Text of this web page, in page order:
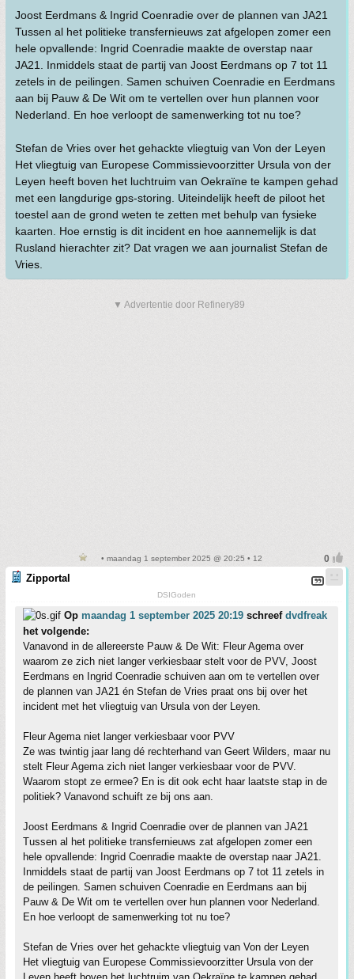
Joost Eerdmans & Ingrid Coenradie over de plannen van JA21
Tussen al het politieke transfernieuws zat afgelopen zomer een
hele opvallende: Ingrid Coenradie maakte de overstap naar
JA21. Inmiddels staat de partij van Joost Eerdmans op 7 tot 11
zetels in de peilingen. Samen schuiven Coenradie en Eerdmans
aan bij Pauw & De Wit om te vertellen over hun plannen voor
Nederland. En hoe verloopt de samenwerking tot nu toe?
Stefan de Vries over het gehackte vliegtuig van Von der Leyen
Het vliegtuig van Europese Commissievoorzitter Ursula von der
Leyen heeft boven het luchtruim van Oekraïne te kampen gehad
met een langdurige gps-storing. Uiteindelijk heeft de piloot het
toestel aan de grond weten te zetten met behulp van fysieke
kaarten. Hoe ernstig is dit incident en hoe aannemelijk is dat
Rusland hierachter zit? Dat vragen we aan journalist Stefan de
Vries.
▼ Advertentie door Refinery89
• maandag 1 september 2025 @ 20:25 • 12
Zipportal
DSIGoden
Op maandag 1 september 2025 20:19 schreef dvdfreak
het volgende:
Vanavond in de allereerste Pauw & De Wit: Fleur Agema over
waarom ze zich niet langer verkiesbaar stelt voor de PVV, Joost
Eerdmans en Ingrid Coenradie schuiven aan om te vertellen over
de plannen van JA21 én Stefan de Vries praat ons bij over het
incident met het vliegtuig van Ursula von der Leyen.
Fleur Agema niet langer verkiesbaar voor PVV
Ze was twintig jaar lang dé rechterhand van Geert Wilders, maar nu
stelt Fleur Agema zich niet langer verkiesbaar voor de PVV.
Waarom stopt ze ermee? En is dit ook echt haar laatste stap in de
politiek? Vanavond schuift ze bij ons aan.
Joost Eerdmans & Ingrid Coenradie over de plannen van JA21
Tussen al het politieke transfernieuws zat afgelopen zomer een
hele opvallende: Ingrid Coenradie maakte de overstap naar JA21.
Inmiddels staat de partij van Joost Eerdmans op 7 tot 11 zetels in
de peilingen. Samen schuiven Coenradie en Eerdmans aan bij
Pauw & De Wit om te vertellen over hun plannen voor Nederland.
En hoe verloopt de samenwerking tot nu toe?
Stefan de Vries over het gehackte vliegtuig van Von der Leyen
Het vliegtuig van Europese Commissievoorzitter Ursula von der